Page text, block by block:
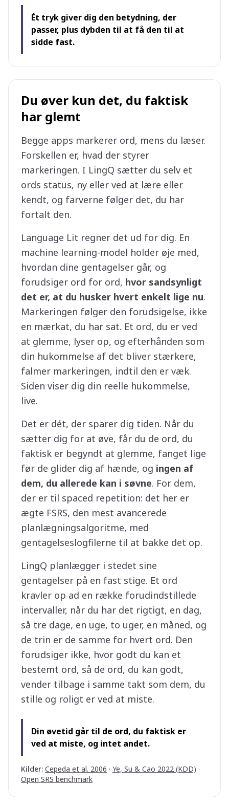
Ét tryk giver dig den betydning, der
passer, plus dybden til at få den til at
sidde fast.
Du øver kun det, du faktisk
har glemt
Begge apps markerer ord, mens du læser.
Forskellen er, hvad der styrer
markeringen. I LingQ sætter du selv et
ords status, ny eller ved at lære eller
kendt, og farverne følger det, du har
fortalt den.
Language Lit regner det ud for dig. En
machine learning-model holder øje med,
hvordan dine gentagelser går, og
forudsiger ord for ord, hvor sandsynligt
det er, at du husker hvert enkelt lige nu.
Markeringen følger den forudsigelse, ikke
en mærkat, du har sat. Et ord, du er ved
at glemme, lyser op, og efterhånden som
din hukommelse af det bliver stærkere,
falmer markeringen, indtil den er væk.
Siden viser dig din reelle hukommelse,
live.
Det er dét, der sparer dig tiden. Når du
sætter dig for at øve, får du de ord, du
faktisk er begyndt at glemme, fanget lige
før de glider dig af hænde, og ingen af
dem, du allerede kan i søvne. For dem,
der er til spaced repetition: det her er
ægte FSRS, den mest avancerede
planlægningsalgoritme, med
gentagelseslogfilerne til at bakke det op.
LingQ planlægger i stedet sine
gentagelser på en fast stige. Et ord
kravler op ad en række forudindstillede
intervaller, når du har det rigtigt, en dag,
så tre dage, en uge, to uger, en måned, og
de trin er de samme for hvert ord. Den
forudsiger ikke, hvor godt du kan et
bestemt ord, så de ord, du kan godt,
vender tilbage i samme takt som dem, du
stille og roligt er ved at miste.
Din øvetid går til de ord, du faktisk er
ved at miste, og intet andet.
Kilder: Cepeda et al. 2006 · Ye, Su & Cao 2022 (KDD) ·
Open SRS benchmark